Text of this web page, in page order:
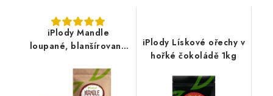
iPlody Mandle
loupané, blanšírované
iPlody Lískové ořechy v
hořké čokoládě 1kg